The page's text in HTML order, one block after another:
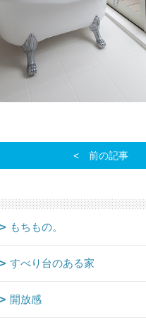
前の記事
もちもの。
すべり台のある家
開放感